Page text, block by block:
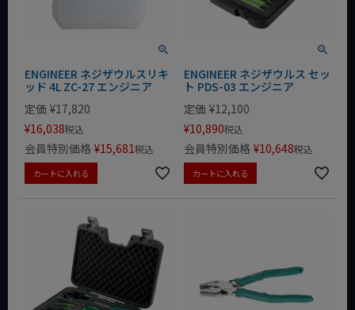
ENGINEER ネジザウルスリキ
ッド 4L ZC-27 エンジニア
定価 ¥17,820
¥16,038税込
会員特別価格 ¥15,681税込
カートに入れる
ENGINEER ネジザウルス セッ
ト PDS-03 エンジニア
定価 ¥12,100
¥10,890税込
会員特別価格 ¥10,648税込
カートに入れる